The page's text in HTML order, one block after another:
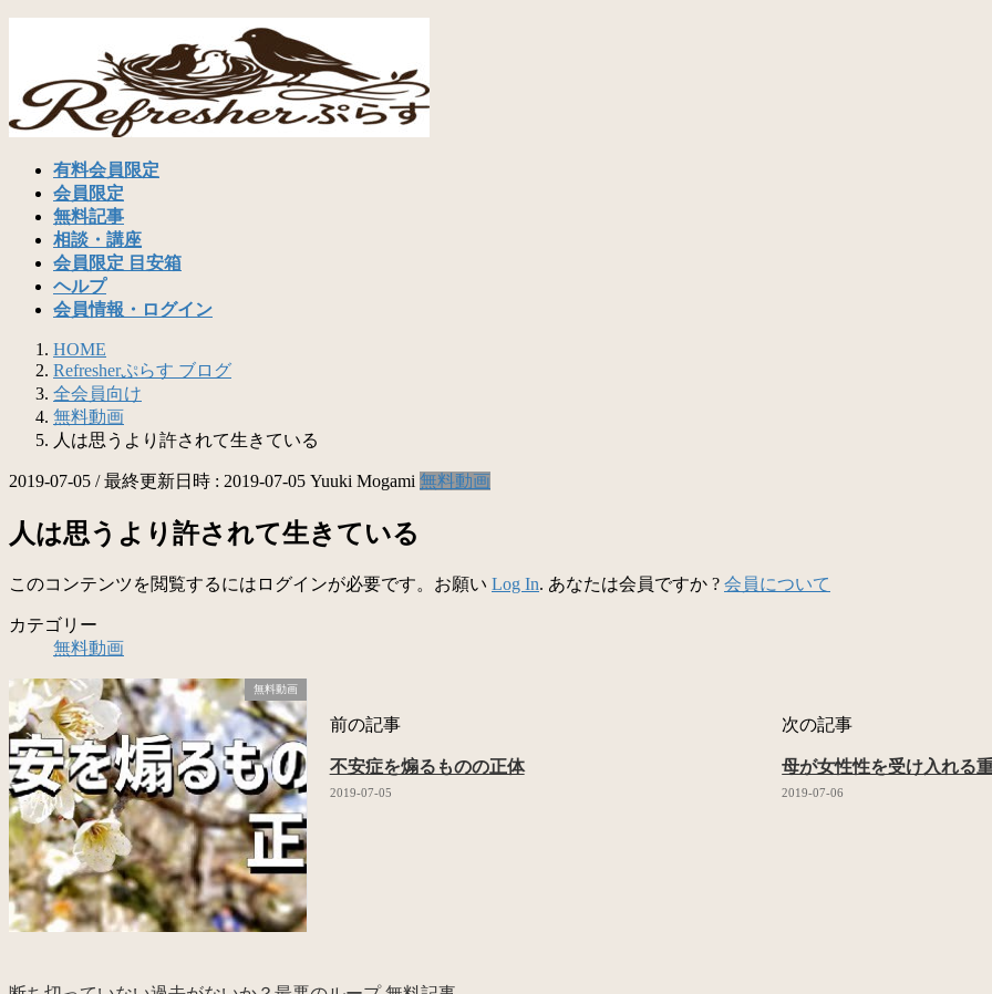
ン
ツ
へ
ー
シ
ョ
有料会員限定
会員限定
無料記事
相談・講座
会員限定 目安箱
ヘルプ
会員情報・ログイン
HOME
Refresherぷらす ブログ
全会員向け
無料動画
人は思うより許されて生きている
2019-07-05 / 最終更新日時 : 2019-07-05 Yuuki Mogami 無料動画
人は思うより許されて生きている
このコンテンツを閲覧するにはログインが必要です。お願い Log In. あなたは会員ですか ? 会員について
カテゴリー
無料動画
無料動画
前の記事
不安症を煽るものの正体
2019-07-05
次の記事
母が女性性を受け入れる
2019-07-06